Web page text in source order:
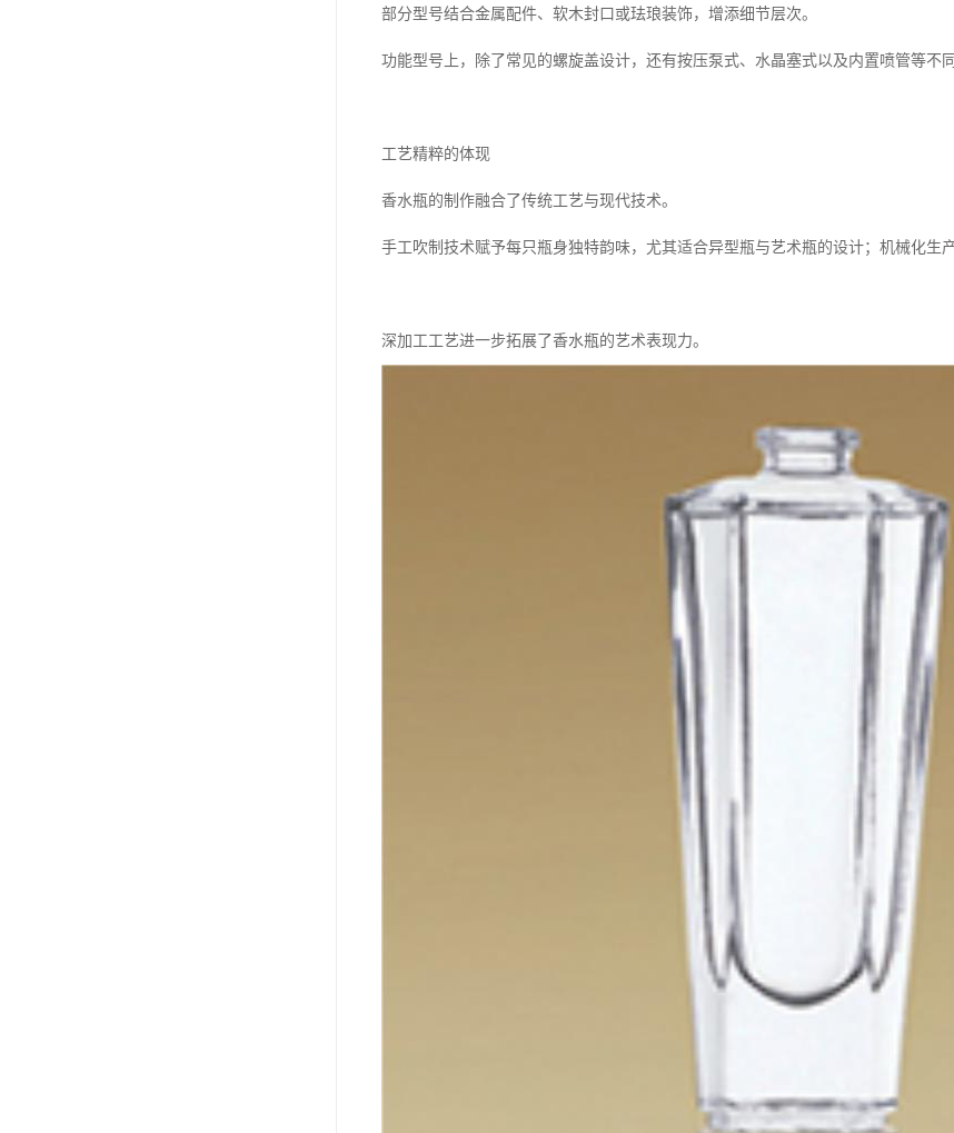
部分型号结合金属配件、软木封口或珐琅装饰，增添细节层次。
功能型号上，除了常见的螺旋盖设计，还有按压泵式、水晶塞式以及内置喷管等不
工艺精粹的体现
香水瓶的制作融合了传统工艺与现代技术。
手工吹制技术赋予每只瓶身独特韵味，尤其适合异型瓶与艺术瓶的设计；机械化生
深加工工艺进一步拓展了香水瓶的艺术表现力。